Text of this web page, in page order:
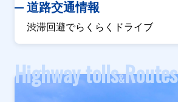
道路交通情報
渋滞回避でらくらくドライブ
Highway tolls&Routes